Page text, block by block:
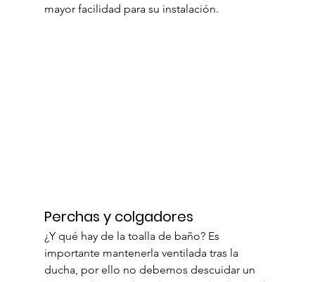
mayor facilidad para su instalación.
Perchas y colgadores
¿Y qué hay de la toalla de baño? Es
importante mantenerla ventilada tras la
ducha, por ello no debemos descuidar un